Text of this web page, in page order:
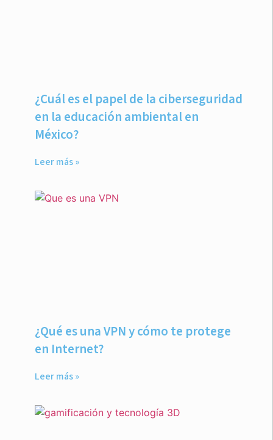
¿Cuál es el papel de la ciberseguridad
en la educación ambiental en
México?
Leer más »
¿Qué es una VPN y cómo te protege
en Internet?
Leer más »